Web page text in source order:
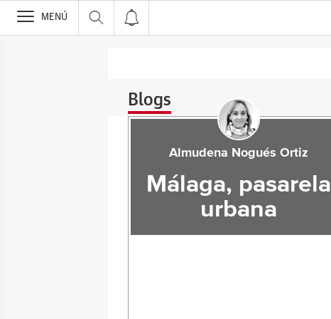
>
MENÚ
Blogs
Almudena Nogués Ortiz
Málaga, pasarela
urbana